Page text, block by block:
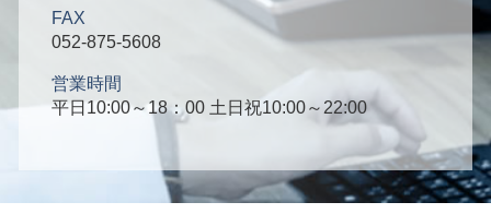
FAX
052-875-5608
営業時間
平日10:00～18：00 土日祝10:00～22:00